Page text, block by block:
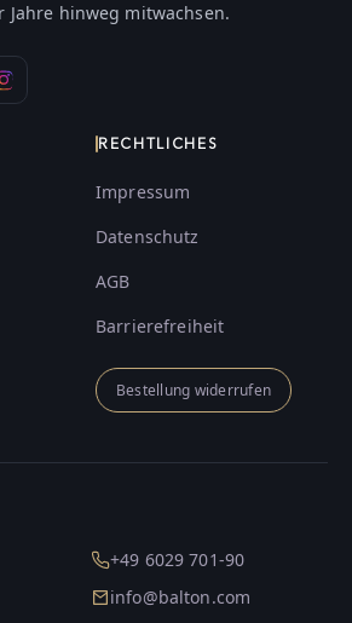
Jahre hinweg mitwachsen.
RECHTLICHES
Impressum
Datenschutz
AGB
Barrierefreiheit
Bestellung widerrufen
+49 6029 701-90
info@balton.com